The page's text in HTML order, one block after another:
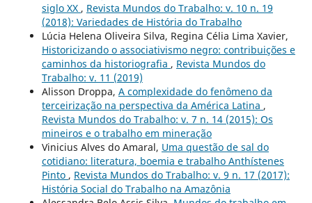
siglo XX , Revista Mundos do Trabalho: v. 10 n. 19
(2018): Variedades de História do Trabalho
Lúcia Helena Oliveira Silva, Regina Célia Lima Xavier,
Historicizando o associativismo negro: contribuições e
caminhos da historiografia , Revista Mundos do
Trabalho: v. 11 (2019)
Alisson Droppa, A complexidade do fenômeno da
terceirização na perspectiva da América Latina ,
Revista Mundos do Trabalho: v. 7 n. 14 (2015): Os
mineiros e o trabalho em mineração
Vinicius Alves do Amaral, Uma questão de sal do
cotidiano: literatura, boemia e trabalho Anthístenes
Pinto , Revista Mundos do Trabalho: v. 9 n. 17 (2017):
História Social do Trabalho na Amazônia